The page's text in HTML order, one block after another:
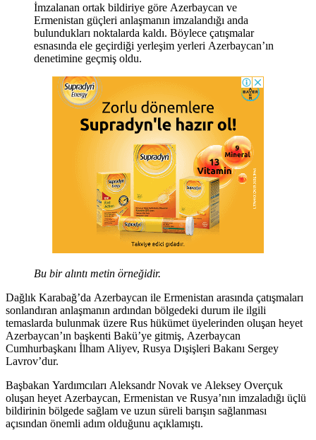
İmzalanan ortak bildiriye göre Azerbaycan ve
Ermenistan güçleri anlaşmanın imzalandığı anda
bulundukları noktalarda kaldı. Böylece çatışmalar
esnasında ele geçirdiği yerleşim yerleri Azerbaycan’ın
denetimine geçmiş oldu.
Bu bir alıntı metin örneğidir.
Dağlık Karabağ’da Azerbaycan ile Ermenistan arasında çatışmaları
sonlandıran anlaşmanın ardından bölgedeki durum ile ilgili
temaslarda bulunmak üzere Rus hükümet üyelerinden oluşan heyet
Azerbaycan’ın başkenti Bakü’ye gitmiş, Azerbaycan
Cumhurbaşkanı İlham Aliyev, Rusya Dışişleri Bakanı Sergey
Lavrov’dur.
Başbakan Yardımcıları Aleksandr Novak ve Aleksey Overçuk
oluşan heyet Azerbaycan, Ermenistan ve Rusya’nın imzaladığı üçlü
bildirinin bölgede sağlam ve uzun süreli barışın sağlanması
açısından önemli adım olduğunu açıklamıştı.